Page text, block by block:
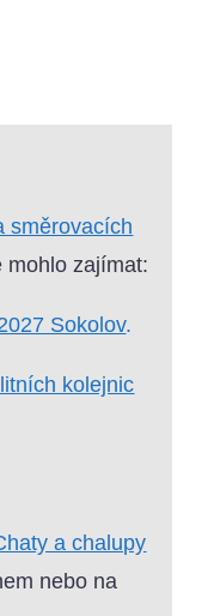
směrovacích
mohlo zajímat:
Sokolov.
kolejnic
a chalupy
nebo na